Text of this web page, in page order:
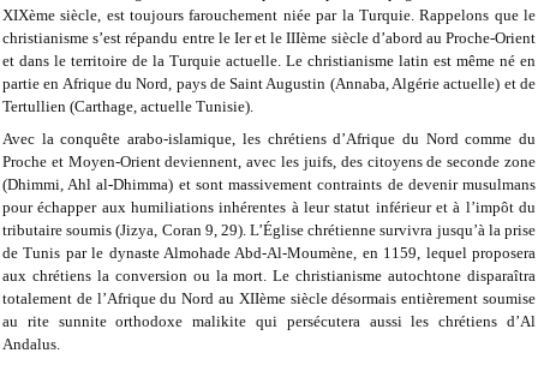
XIXème siècle, est toujours farouchement niée par la Turquie. Rappelons que le
christianisme s’est répandu entre le Ier et le IIIème siècle d’abord au Proche-Orient
et dans le territoire de la Turquie actuelle. Le christianisme latin est même né en
partie en Afrique du Nord, pays de Saint Augustin (Annaba, Algérie actuelle) et de
Tertullien (Carthage, actuelle Tunisie).
Avec la conquête arabo-islamique, les chrétiens d’Afrique du Nord comme du
Proche et Moyen-Orient deviennent, avec les juifs, des citoyens de seconde zone
(Dhimmi, Ahl al-Dhimma) et sont massivement contraints de devenir musulmans
pour échapper aux humiliations inhérentes à leur statut inférieur et à l’impôt du
tributaire soumis (Jizya, Coran 9, 29). L’Église chrétienne survivra jusqu’à la prise
de Tunis par le dynaste Almohade Abd-Al-Moumène, en 1159, lequel proposera
aux chrétiens la conversion ou la mort. Le christianisme autochtone disparaîtra
totalement de l’Afrique du Nord au XIIème siècle désormais entièrement soumise
au rite sunnite orthodoxe malikite qui persécutera aussi les chrétiens d’Al
Andalus.